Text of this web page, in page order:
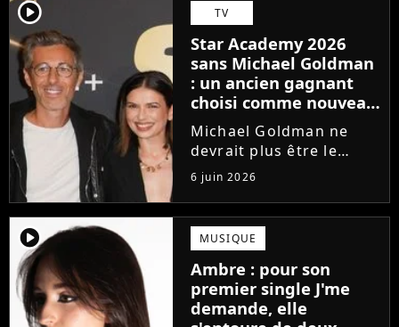
chanson arrivée
tardivement vis-à-vis
des carrières...
player2 TV
Star Academy 2026
sans Michael Goldman
: un ancien gagnant
choisi comme nouveau
directeur ?
Michael Goldman ne
devrait plus être le
directeur de la Star
Academy lors de la
saison 2026. Et pour lui
succéder, c'est un
ancien gagnant de
l'émission de TF1 qui
sera aujourd'hui...
6 juin 2026
player2 MUSIQUE
Ambre : pour son
premier single J'me
demande, elle